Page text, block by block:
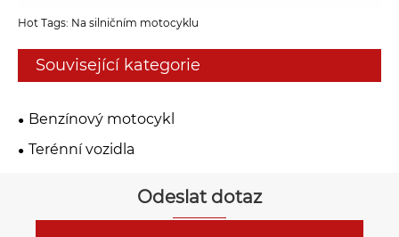
Hot Tags: Na silničním motocyklu
Související kategorie
Benzínový motocykl
Terénní vozidla
Odeslat dotaz